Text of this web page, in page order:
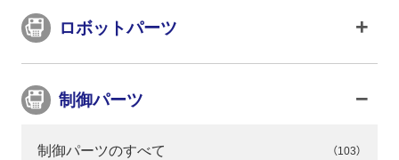
ロボットパーツ
制御パーツ
制御パーツのすべて （103）